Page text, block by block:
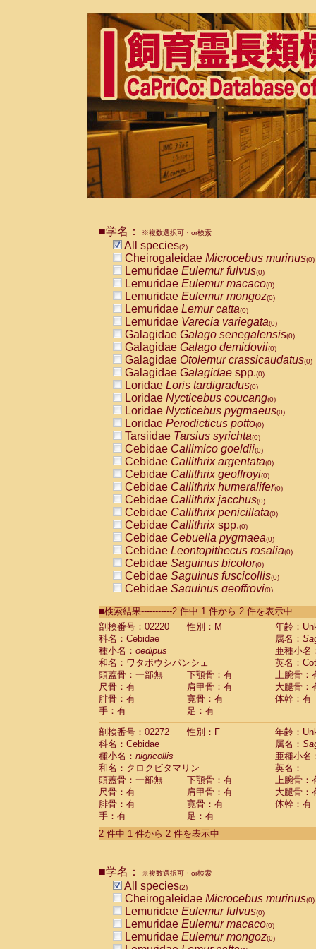
■学名： ※複数選択可・or検索
All species(2)
Cheirogaleidae Microcebus murinus(0)
Lemuridae Eulemur fulvus(0)
Lemuridae Eulemur macaco(0)
Lemuridae Eulemur mongoz(0)
Lemuridae Lemur catta(0)
Lemuridae Varecia variegata(0)
Galagidae Galago senegalensis(0)
Galagidae Galago demidovii(0)
Galagidae Otolemur crassicaudatus(0)
Galagidae Galagidae spp.(0)
Loridae Loris tardigradus(0)
Loridae Nycticebus coucang(0)
Loridae Nycticebus pygmaeus(0)
Loridae Perodicticus potto(0)
Tarsiidae Tarsius syrichta(0)
Cebidae Callimico goeldii(0)
Cebidae Callithrix argentata(0)
Cebidae Callithrix geoffroyi(0)
Cebidae Callithrix humeralifer(0)
Cebidae Callithrix jacchus(0)
Cebidae Callithrix penicillata(0)
Cebidae Callithrixspp.(0)
Cebidae Cebuella pygmaea(0)
Cebidae Leontopithecus rosalia(0)
Cebidae Saguinus bicolor(0)
Cebidae Saguinus fuscicollis(0)
Cebidae Saguinus geoffroyi(0)
CebidaeSaguinus labiatus(0)
Cebidae Saguinus leucopus (0)
Cebidae
Cebidae
CebidaeSaguinus nigricollis (1)
Cebidae Saguinus oedipus
Cebidae Saguinus weddelli
Cebidae Saguinusspp.
Cebidae Aotus trivirgatus
Cebidae Cebus albifrons
Cebidae
CebidaeCebus capucinus
CebidaeCebus nigrivittatus
Cebidae Cebusspp.(0)
Cebidae Saimiri boliviensis
Cebidae Saimiri sciureus
Atelidae Alouatta caraya
AtelidaeAlouatta fusca
AtelidaeAlouatta seniculus
AtelidaeAteles belzebuth
AtelidaeAteles geoffroyi
AtelidaeAteles paniscus(0)
AtelidaeAtelesspp. (0)
AtelidaeLagothrix lagothricha
AtelidaeLagothrix lagothricha cana
PitheciidaeCacajao calvus
■検索結果-----------2 件中 1 件から 2 件を表示中
剖検番号：02220
性別：M
年齢：
科名：Cebidae
属名：
種小名： oedipus
亜種小名
和名：ワタボウシパンシェ
英名：
頭蓋骨：一部無
下顎骨：有
上腕骨：
尺骨：有
肩甲骨：有
大腿骨：
腓骨：有
寛骨：有
体幹：有
手：有
足：有
剖検番号：02272
性別：F
年齢：
科名：Cebidae
属名：
種小名： nigricollis
亜種小名
和名：クロクビタマリン
英名：
頭蓋骨：一部無
下顎骨：有
上腕骨：
尺骨：有
肩甲骨：有
大腿骨：
腓骨：有
寛骨：有
体幹：有
手：有
足：有
2 件中 1 件から 2 件を表示中
■学名： ※複数選択可・or検索
All species(2)
Cheirogaleidae Microcebus murinus(0)
Lemuridae Eulemur fulvus(0)
Lemuridae Eulemur macaco(0)
Lemuridae Eulemur mongoz(0)